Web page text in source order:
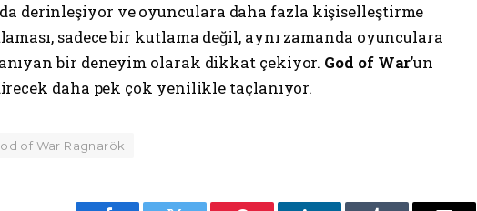
derinleşiyor ve oyunculara daha fazla kişiselleştirme
sadece bir kutlama değil, aynı zamanda oyunculara
bir deneyim olarak dikkat çekiyor. God of War’un
daha pek çok yenilikle taçlanıyor.
of War Ragnarök